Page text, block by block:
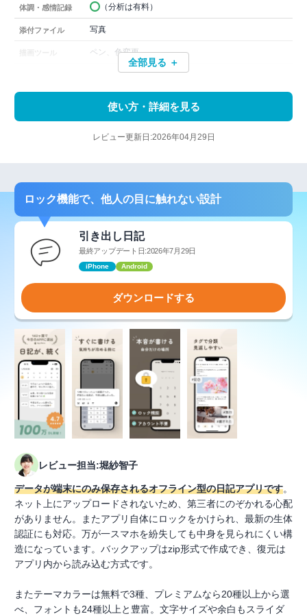
体調・感情記録 （分析は有料）
添付ファイル 写真
描画ツール ペン、色変更
全部見る ＋
使い方・詳細を見る
レビュー更新日:2026年04月29日
ロック機能で、他人の目に触れない設計
引き出し日記
最終アップデート日:2026年7月29日
iPhone Android
ダウンロードする
レビュー担当:堀紗智子
データが端末にのみ保存されるオフライン型の日記アプリです。
ネット上にアップロードされないため、第三者にのぞかれる心配
がありません。またアプリ自体にロックをかけられ、最新の生体
認証にも対応。万が一スマホを紛失しても中身を見られにくい構
造になっています。バックアップはzip形式で作成でき、復元は
アプリ内から読み込む方式です。
またテーマカラーは無料で3種、プレミアムなら20種以上から選
べ、フォントも24種以上と豊富。文字サイズや余白もスライダ